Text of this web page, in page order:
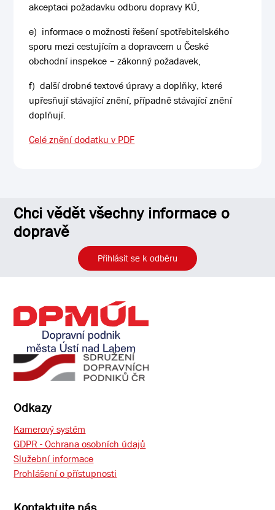
akceptaci požadavku odboru dopravy KÚ,
e) informace o možnosti řešení spotřebitelského
sporu mezi cestujícím a dopravcem u České
obchodní inspekce – zákonný požadavek,
f) další drobné textové úpravy a doplňky, které
upřesňují stávající znění, případně stávající znění
doplňují.
Celé znění dodatku v PDF
Chci vědět všechny informace o
dopravě
Přihlásit se k odběru
Odkazy
Kamerový systém
GDPR - Ochrana osobních údajů
Služební informace
Prohlášení o přístupnosti